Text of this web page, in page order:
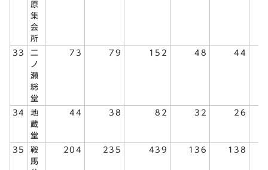
原
集
会
所
33
二
ノ
瀬
総
堂
73 79 152 48 44
34
地
蔵
堂
44 38 82 32 26
35
鞍
馬
204 235 439 136 138